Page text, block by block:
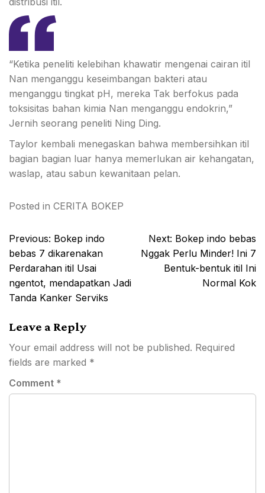
“Ketika peneliti kelebihan khawatir mengenai cairan itil
Nan menganggu keseimbangan bakteri atau
menganggu tingkat pH, mereka Tak berfokus pada
toksisitas bahan kimia Nan menganggu endokrin,”
Jernih seorang peneliti Ning Ding.
Taylor kembali menegaskan bahwa membersihkan itil
bagian bagian luar hanya memerlukan air kehangatan,
waslap, atau sabun kewanitaan pelan.
Posted in CERITA BOKEP
Post
navigation
Previous: Bokep indo
bebas 7 dikarenakan
Perdarahan itil Usai
ngentot, mendapatkan Jadi
Tanda Kanker Serviks
Next: Bokep indo bebas
Nggak Perlu Minder! Ini 7
Bentuk-bentuk itil Ini
Normal Kok
Leave a Reply
Your email address will not be published. Required
fields are marked *
Comment *